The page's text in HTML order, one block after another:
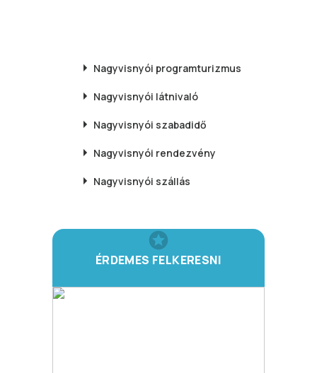
Nagyvisnyói programturizmus
Nagyvisnyói látnivaló
Nagyvisnyói szabadidő
Nagyvisnyói rendezvény
Nagyvisnyói szállás
ÉRDEMES FELKERESNI